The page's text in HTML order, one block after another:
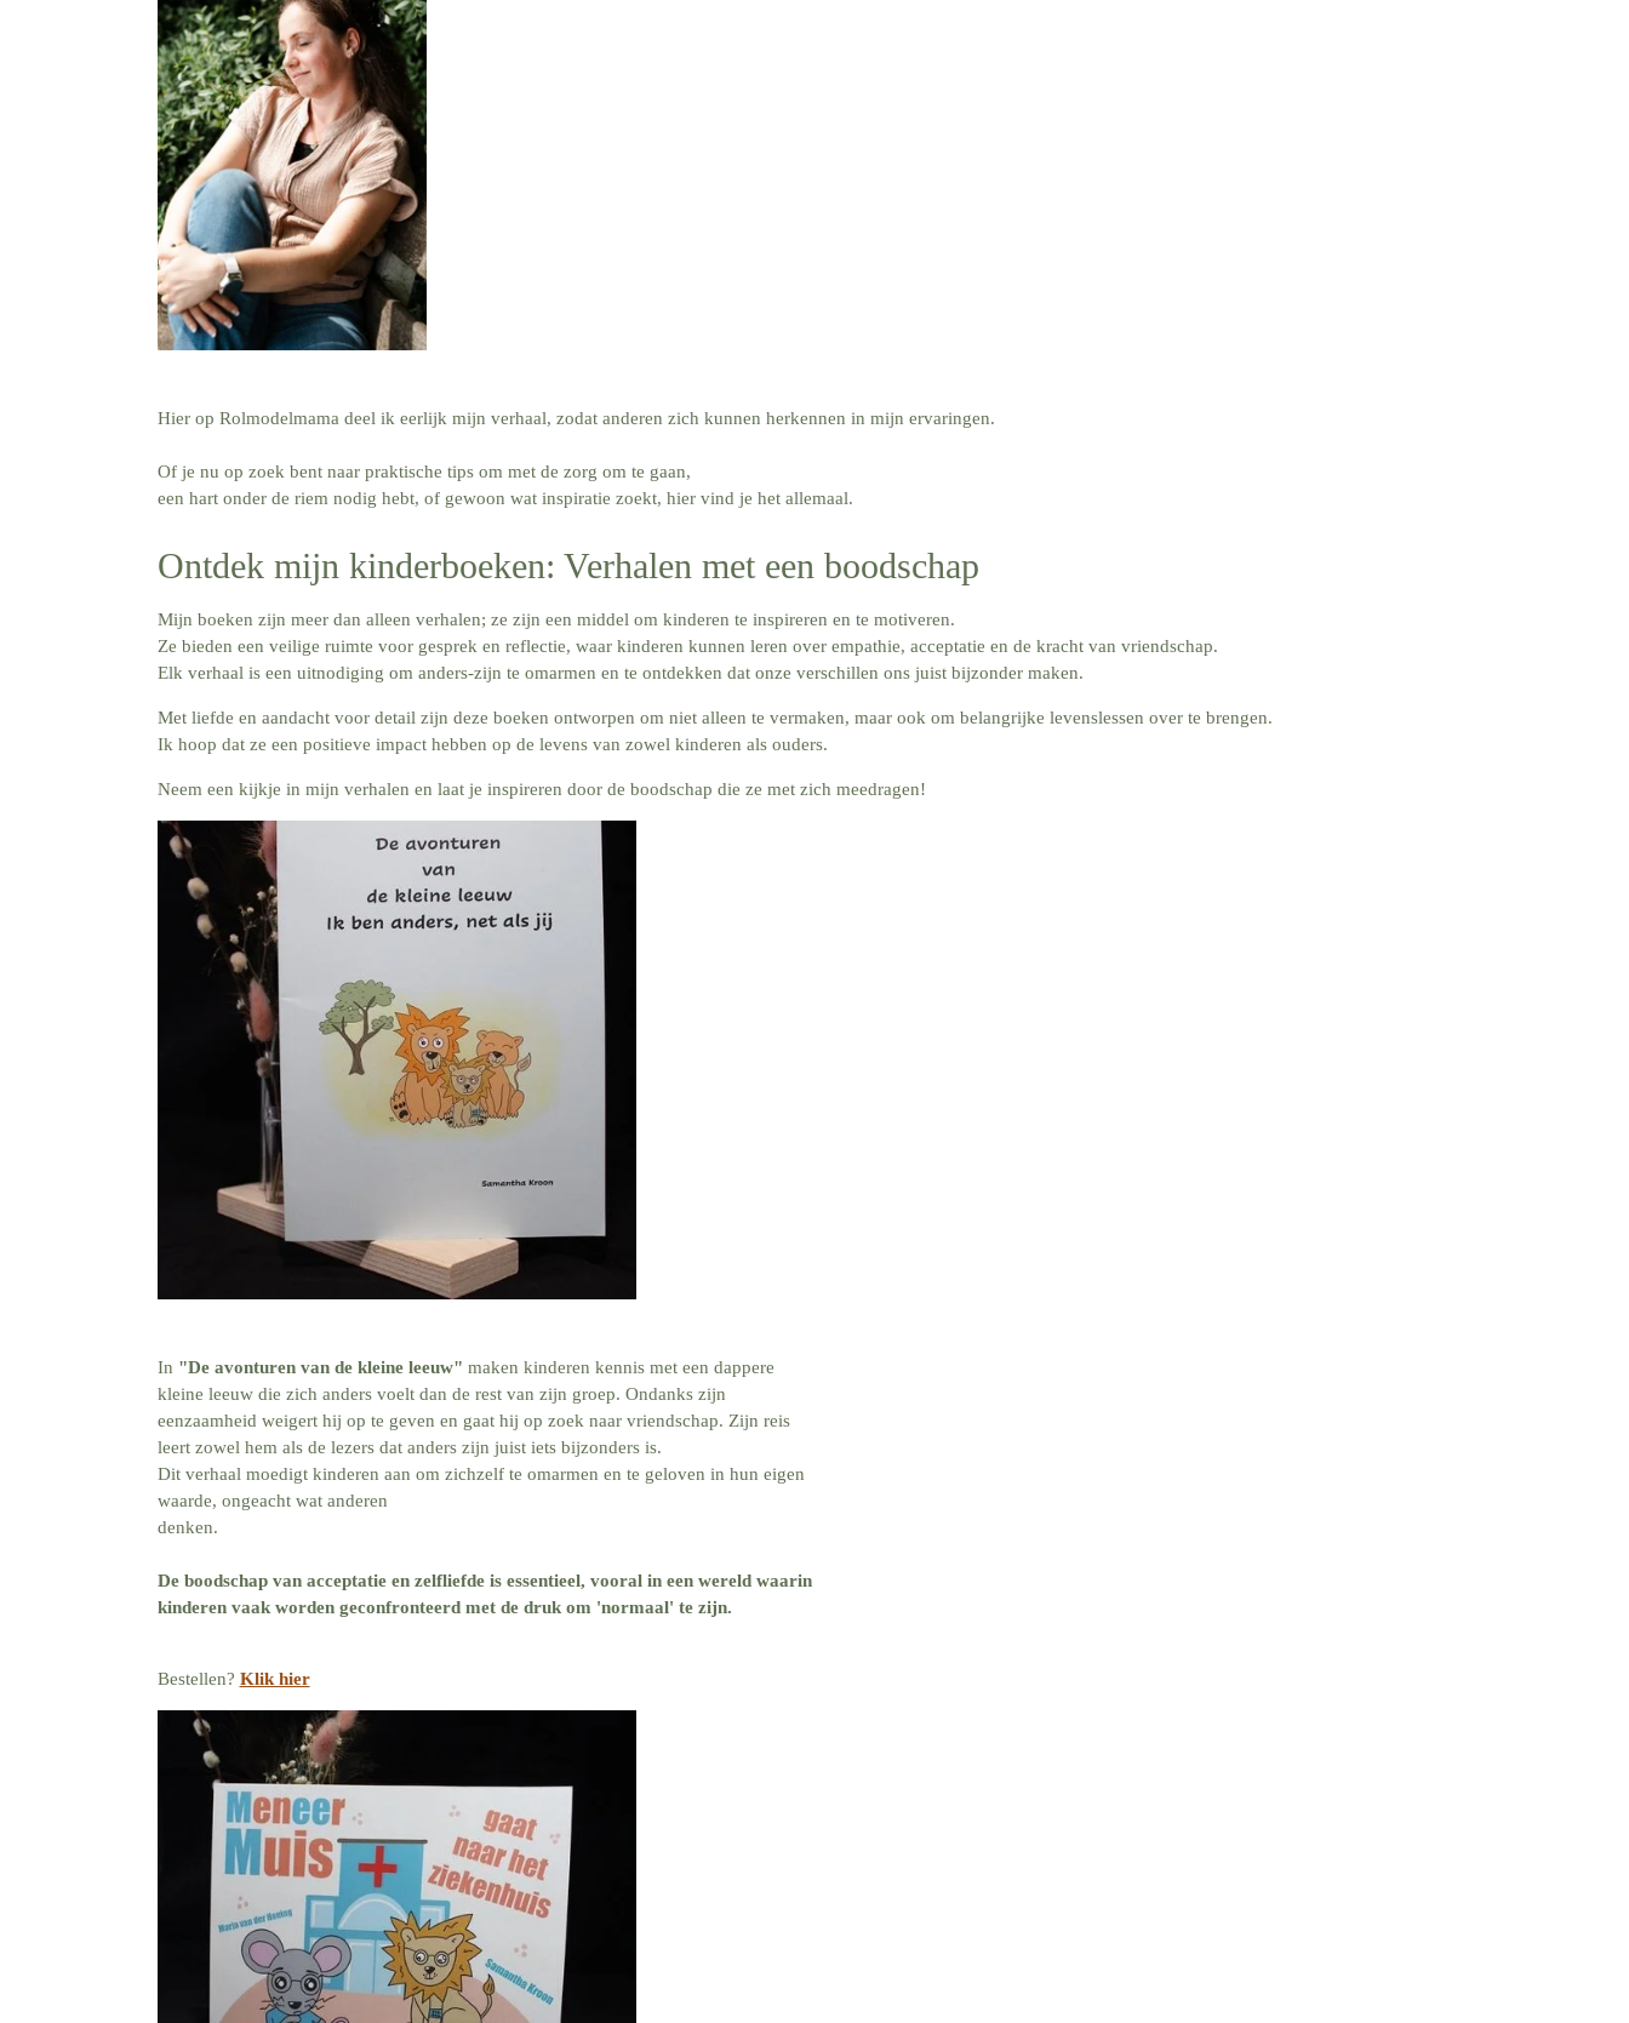
Hier op Rolmodelmama deel ik eerlijk mijn verhaal, zodat anderen zich kunnen herkennen in mijn ervaringen.
Of je nu op zoek bent naar praktische tips om met de zorg om te gaan,
een hart onder de riem nodig hebt, of gewoon wat inspiratie zoekt, hier vind je het allemaal.
Ontdek mijn kinderboeken: Verhalen met een boodschap
Mijn boeken zijn meer dan alleen verhalen; ze zijn een middel om kinderen te inspireren en te motiveren.
Ze bieden een veilige ruimte voor gesprek en reflectie, waar kinderen kunnen leren over empathie, acceptatie en de kracht van vriendschap.
Elk verhaal is een uitnodiging om anders-zijn te omarmen en te ontdekken dat onze verschillen ons juist bijzonder maken.
Met liefde en aandacht voor detail zijn deze boeken ontworpen om niet alleen te vermaken, maar ook om belangrijke levenslessen over te brengen.
Ik hoop dat ze een positieve impact hebben op de levens van zowel kinderen als ouders.
Neem een kijkje in mijn verhalen en laat je inspireren door de boodschap die ze met zich meedragen!
In "De avonturen van de kleine leeuw" maken kinderen kennis met een dappere
kleine leeuw die zich anders voelt dan de rest van zijn groep. Ondanks zijn
eenzaamheid weigert hij op te geven en gaat hij op zoek naar vriendschap. Zijn reis
leert zowel hem als de lezers dat anders zijn juist iets bijzonders is.
Dit verhaal moedigt kinderen aan om zichzelf te omarmen en te geloven in hun eigen
waarde, ongeacht wat anderen
denken.
De boodschap van acceptatie en zelfliefde is essentieel, vooral in een wereld waarin
kinderen vaak worden geconfronteerd met de druk om 'normaal' te zijn.
Bestellen? Klik hier